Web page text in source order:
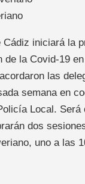
Cádiz iniciará la
de la Covid-19
las
semana en
Local. Será
dos
uno a las